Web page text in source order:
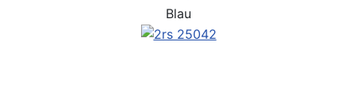
Blau